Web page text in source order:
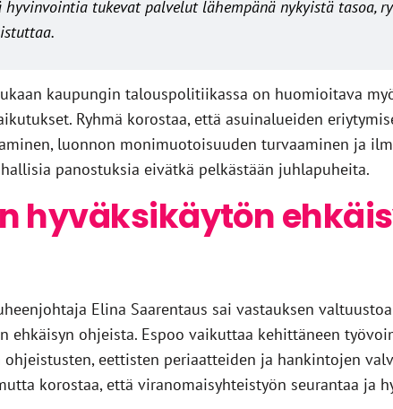
tukevat palvelut lähempänä nykyistä tasoa,
kaupungin talouspolitiikassa on huomioitava
Ryhmä korostaa, että asuinalueiden
luonnon monimuotoisuuden turvaaminen ja
panostuksia eivätkä pelkästään juhlapuheita.
hyväksikäytön
Elina Saarentaus sai vastauksen
ehkäisyn ohjeista. Espoo vaikuttaa kehittäneen
ohjeistusten, eettisten periaatteiden ja hankintojen
korostaa, että viranomaisyhteistyön seurantaa ja